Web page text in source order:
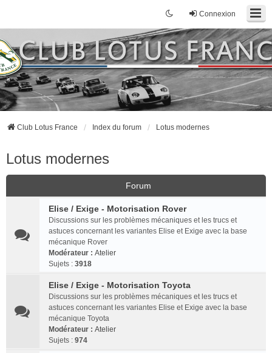
Connexion
Club Lotus France Index du forum Lotus modernes
Lotus modernes
Forum
Elise / Exige - Motorisation Rover
Discussions sur les problèmes mécaniques et les trucs et
astuces concernant les variantes Elise et Exige avec la base
mécanique Rover
Modérateur : Atelier
Sujets : 3918
Elise / Exige - Motorisation Toyota
Discussions sur les problèmes mécaniques et les trucs et
astuces concernant les variantes Elise et Exige avec la base
mécanique Toyota
Modérateur : Atelier
Sujets : 974